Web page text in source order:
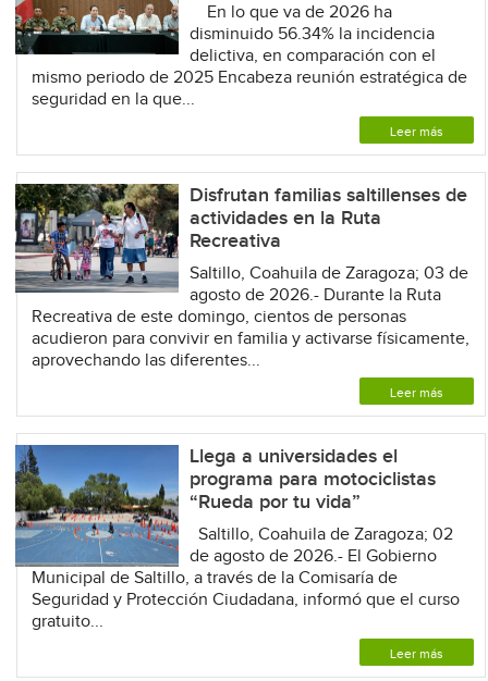
En lo que va de 2026 ha
disminuido 56.34% la incidencia
delictiva, en comparación con el
mismo periodo de 2025 Encabeza reunión estratégica de
seguridad en la que...
Leer más
Disfrutan familias saltillenses de
actividades en la Ruta
Recreativa
Saltillo, Coahuila de Zaragoza; 03 de
agosto de 2026.- Durante la Ruta
Recreativa de este domingo, cientos de personas
acudieron para convivir en familia y activarse físicamente,
aprovechando las diferentes...
Leer más
Llega a universidades el
programa para motociclistas
“Rueda por tu vida”
Saltillo, Coahuila de Zaragoza; 02
de agosto de 2026.- El Gobierno
Municipal de Saltillo, a través de la Comisaría de
Seguridad y Protección Ciudadana, informó que el curso
gratuito...
Leer más